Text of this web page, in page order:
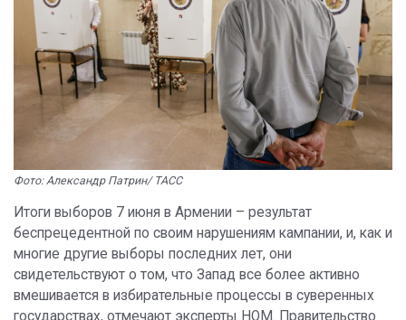
Фото: Александр Патрин/ ТАСС
Итоги выборов 7 июня в Армении – результат
беспрецедентной по своим нарушениям кампании, и, как и
многие другие выборы последних лет, они
свидетельствуют о том, что Запад все более активно
вмешивается в избирательные процессы в суверенных
государствах, отмечают эксперты НОМ. Правительство